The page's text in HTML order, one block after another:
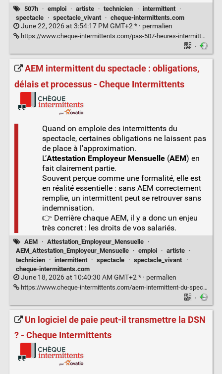
507h · emploi · artiste · technicien · intermittent
·
spectacle
· spectacle_vivant · cheque-intermittents.com
June 22, 2026 at 3:54:17 PM GMT+2 * · permalien
https://www.cheque-intermittents.com/pas-507-heures-intermittent-que-faire/
·
AEM intermittent du spectacle : obligations,
délais et processus - Cheque Intermittents
Quand on emploie des intermittents du
spectacle, certaines obligations ne laissent pas
de place à l’approximation.
L’Attestation Employeur Mensuelle(AEM) en
fait clairement partie.
Souvent perçue comme une formalité, elle est
en réalité essentielle : sans AEM correctement
remplie, un intermittent peut se retrouver sans
indemnisation.
👉 Derrière chaque AEM, il y a donc un enjeu
très concret : les droits de vos salariés.
AEM · Attestation_Employeur_Mensuelle
·
AEM_Attestation_Employeur_Mensuelle
· emploi · artiste ·
technicien
· intermittent · spectacle · spectacle_vivant
·
cheque-intermittents.com
June 18, 2026 at 10:40:30 AM GMT+2 * · permalien
https://www.cheque-intermittents.com/aem-intermittent-du-spectacle/
·
Un logiciel de paie peut-il transmettre la DSN
? - Cheque Intermittents